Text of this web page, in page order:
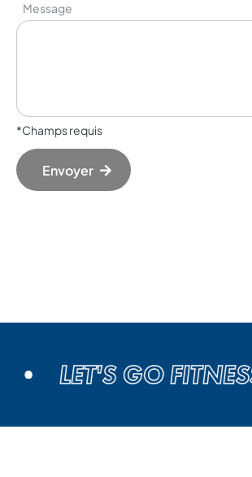
Message
*Champs requis
Envoyer
LET'S GO FITNESS